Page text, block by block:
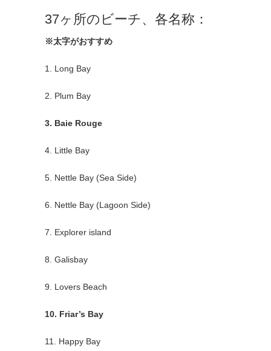
37ヶ所のビーチ、各名称：
※太字がおすすめ
1. Long Bay
2. Plum Bay
3. Baie Rouge
4. Little Bay
5. Nettle Bay (Sea Side)
6. Nettle Bay (Lagoon Side)
7. Explorer island
8. Galisbay
9. Lovers Beach
10. Friar’s Bay
11. Happy Bay